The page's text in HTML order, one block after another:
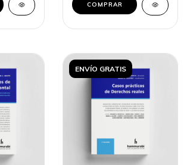
COMPRAR
ENVÍO GRATIS